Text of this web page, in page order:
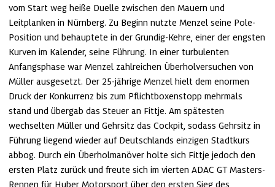
vom Start weg heiße Duelle zwischen den Mauern und
Leitplanken in Nürnberg. Zu Beginn nutzte Menzel seine Pole-
Position und behauptete in der Grundig-Kehre, einer der engsten
Kurven im Kalender, seine Führung. In einer turbulenten
Anfangsphase war Menzel zahlreichen Überholversuchen von
Müller ausgesetzt. Der 25-jährige Menzel hielt dem enormen
Druck der Konkurrenz bis zum Pflichtboxenstopp mehrmals
stand und übergab das Steuer an Fittje. Am spätesten
wechselten Müller und Gehrsitz das Cockpit, sodass Gehrsitz in
Führung liegend wieder auf Deutschlands einzigen Stadtkurs
abbog. Durch ein Überholmanöver holte sich Fittje jedoch den
ersten Platz zurück und freute sich im vierten ADAC GT Masters-
Rennen für Huber Motorsport über den ersten Sieg des